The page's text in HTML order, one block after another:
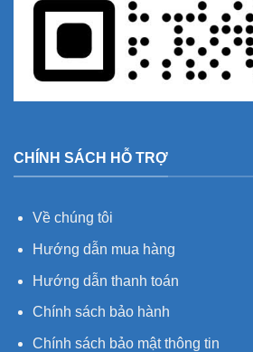
CHÍNH SÁCH HỖ TRỢ
Về chúng tôi
Hướng dẫn mua hàng
Hướng dẫn thanh toán
Chính sách bảo hành
Chính sách bảo mật thông tin